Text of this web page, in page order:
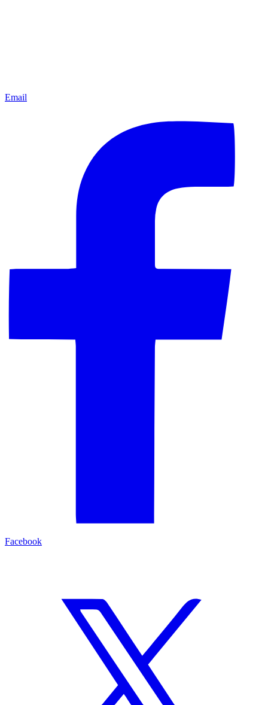
Email
Facebook